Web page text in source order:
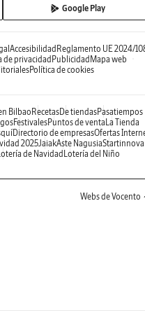
Google Play
Accesibilidad Reglamento UE 2024/
de privacidad Publicidad Mapa web
Política de cookies
BilbaoRecetasDe tiendasPasatiempos
FestivalesPuntos de venta La Tienda
Directorio de empresasOfertas
2025JaiakAste NagusiaStartinnova
Lotería de Navidad Lotería del Niño
Webs de Vocento